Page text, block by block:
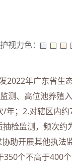
视力色：
年广东省生
测、高位池养殖
；2.对辖区内
检监测，频次
助开展其他执法
个不高于400